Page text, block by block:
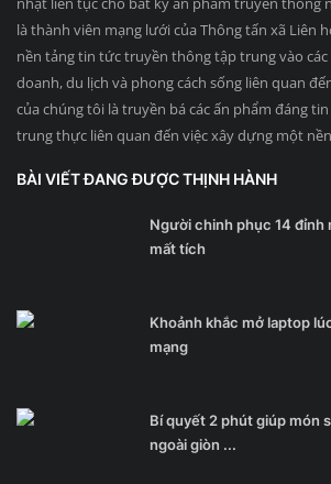
là thành viên mạng lưới của Thông tấn xã Liên
nền tảng tin tức truyền thông tập trung vào
doanh, du lịch và phong cách sống liên quan
của chúng tôi là truyền bá các ấn phẩm đáng
trung thực liên quan đến việc xây dựng một
BÀI VIẾT ĐANG ĐƯỢC THỊNH HÀNH
Người chinh phục 14 đỉnh
mất tích
Khoảnh khắc mở laptop
mạng
Bí quyết 2 phút giúp món
ngoài giòn ...